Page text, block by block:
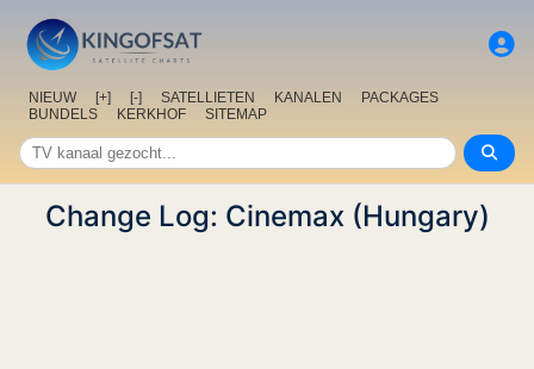
NIEUW [+] [-] SATELLIETEN KANALEN
PACKAGES
BUNDELS
KERKHOF SITEMAP
Change Log: Cinemax (Hungary)